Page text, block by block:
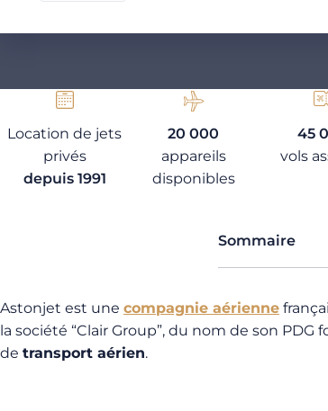
Location de jets
privés
depuis 1991
20 000
appareils
disponibles
45
vols
Sommaire
Astonjet est une compagnie aérienne
la société “Clair Group”, du nom de son
de transport aérien.